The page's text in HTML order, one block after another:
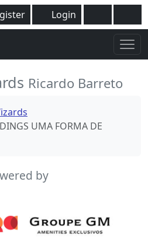
Login
Ricardo Barreto
UMA FORMA DE
by